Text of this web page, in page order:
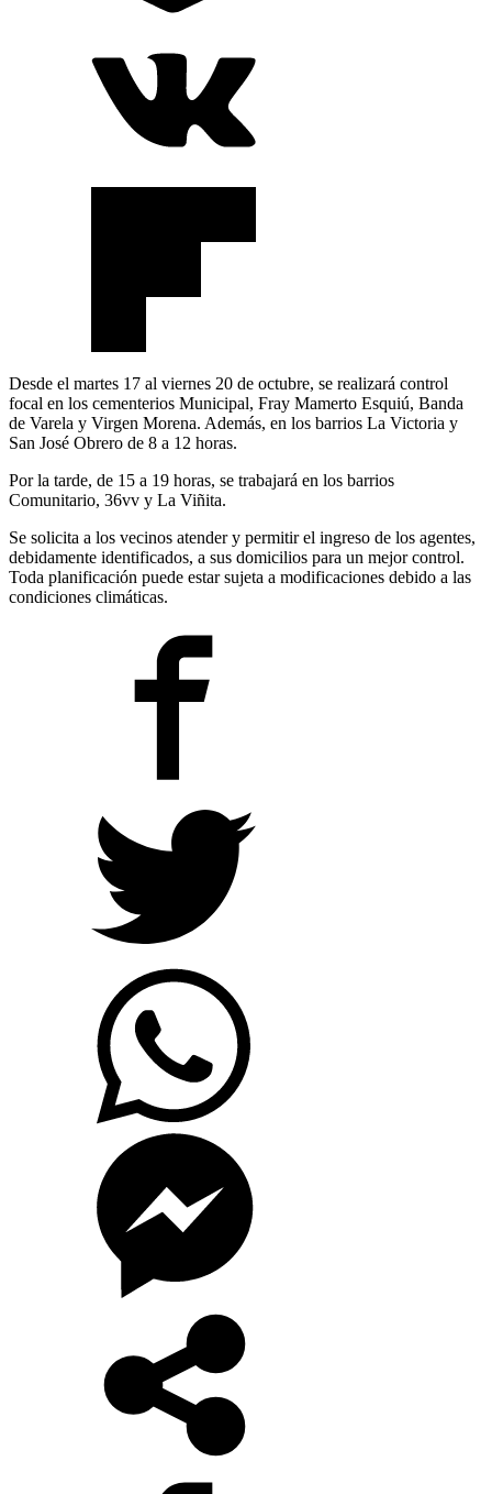
Desde el martes 17 al viernes 20 de octubre, se realizará control
focal en los cementerios Municipal, Fray Mamerto Esquiú, Banda
de Varela y Virgen Morena. Además, en los barrios La Victoria y
San José Obrero de 8 a 12 horas.
Por la tarde, de 15 a 19 horas, se trabajará en los barrios
Comunitario, 36vv y La Viñita.
Se solicita a los vecinos atender y permitir el ingreso de los agentes,
debidamente identificados, a sus domicilios para un mejor control.
Toda planificación puede estar sujeta a modificaciones debido a las
condiciones climáticas.